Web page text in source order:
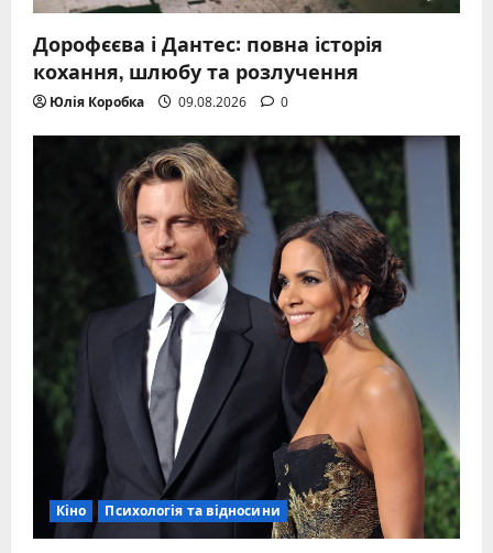
Дорофєєва і Дантес: повна історія
кохання, шлюбу та розлучення
Юлія Коробка 09.08.2026 0
Кіно Психологія та відносини